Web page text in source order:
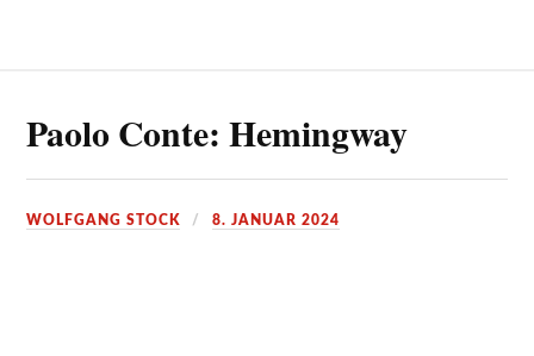
Paolo Conte: Hemingway
WOLFGANG STOCK 8. JANUAR 2024